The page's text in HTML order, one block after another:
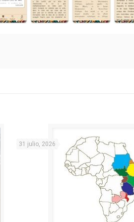
31 julio, 2026